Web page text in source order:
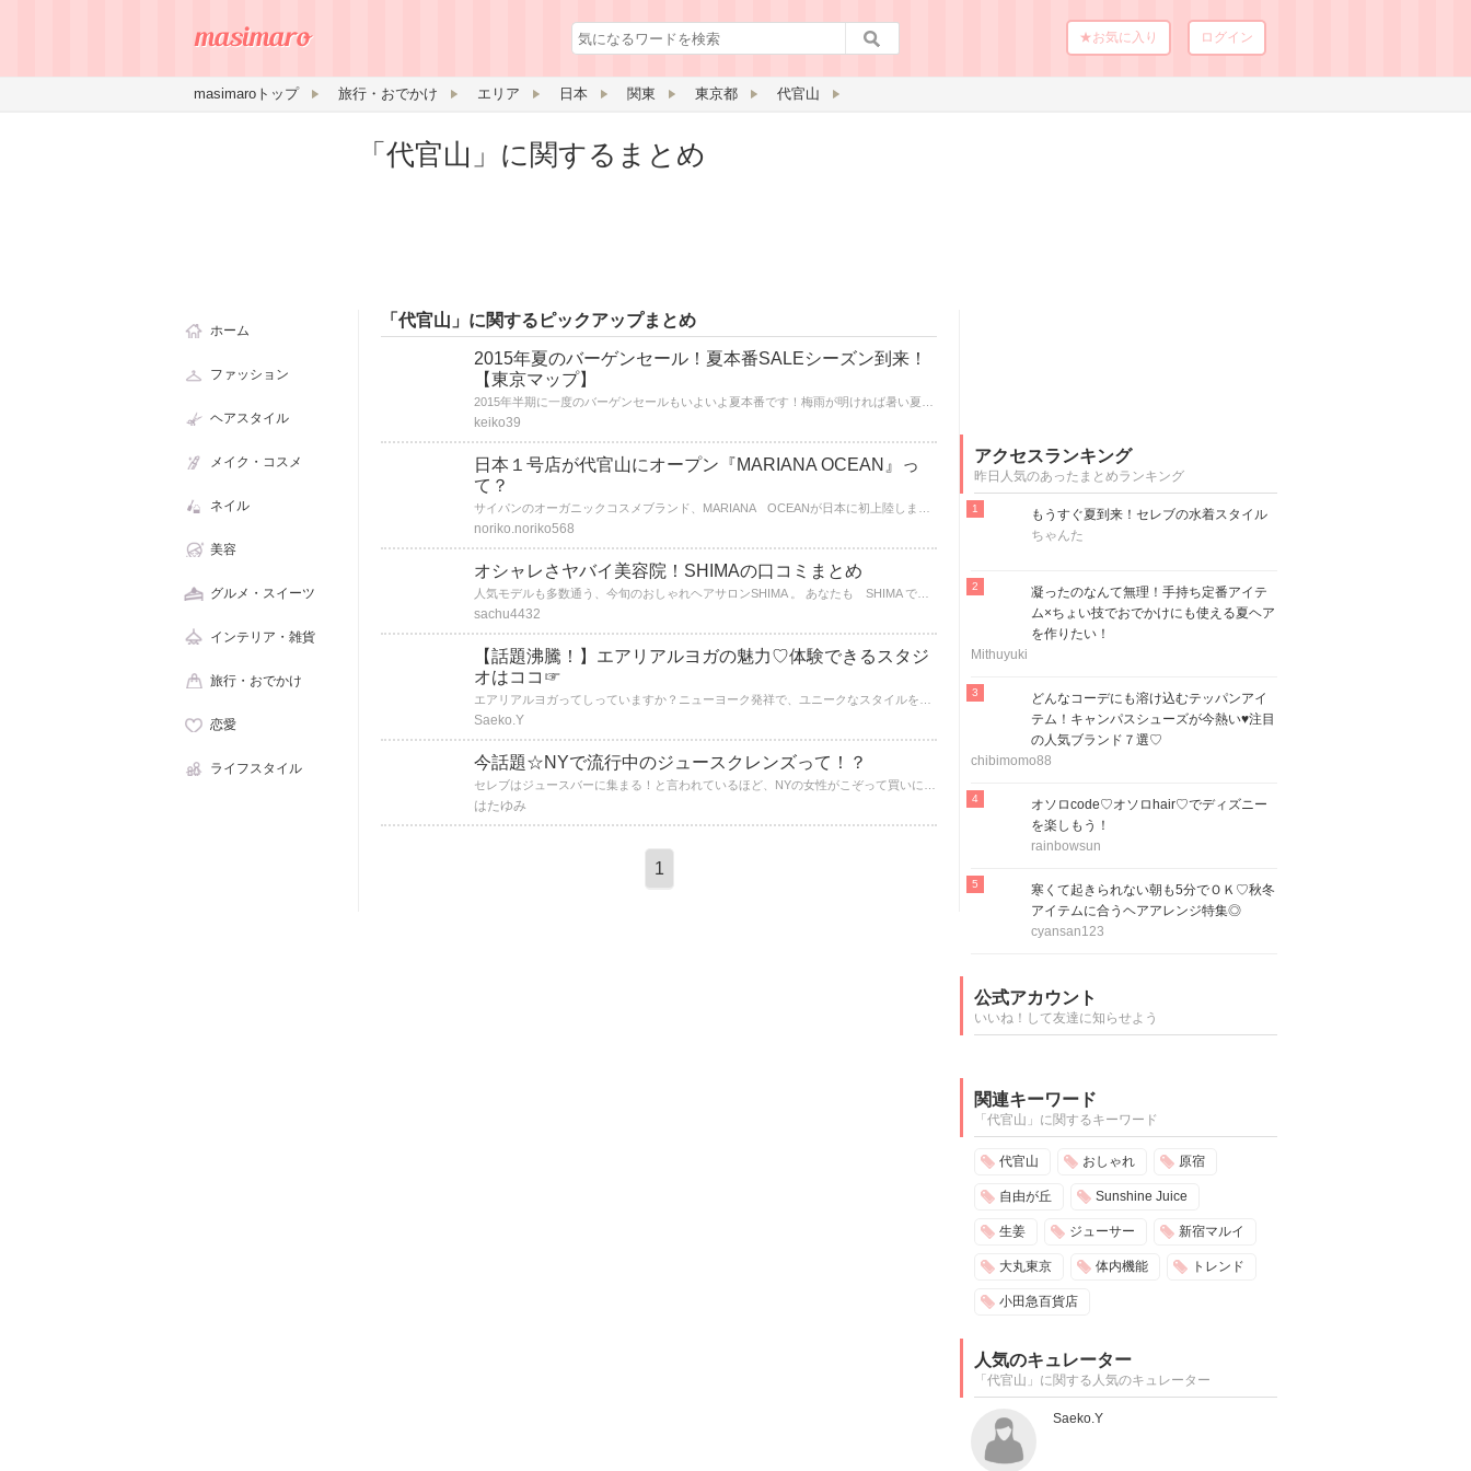
★お気に入り ログイン
masimaroトップ 旅行・おでかけ エリア 日本 関東 東京都 代官山
「代官山」に関するまとめ
「代官山」に関するピックアップまとめ
2015年夏のバーゲンセール！夏本番SALEシーズン到来！
【東京マップ】
keiko39
日本１号店が代官山にオープン『MARIANA OCEAN』っ
て？
noriko.noriko568
オシャレさヤバイ美容院！SHIMAの口コミまとめ
sachu4432
【話題沸騰！】エアリアルヨガの魅力♡体験できるスタジ
オはココ☞
Saeko.Y
今話題☆NYで流行中のジュースクレンズって！？
はたゆみ
1
ホーム
ファッション
ヘアスタイル
メイク・コスメ
ネイル
美容
グルメ・スイーツ
インテリア・雑貨
旅行・おでかけ
恋愛
ライフスタイル
アクセスランキング
昨日人気のあったまとめランキング
もうすぐ夏到来！セレブの水着スタイル
ちゃんた
凝ったのなんて無理！手持ち定番アイテ
ム×ちょい技でおでかけにも使える夏ヘア
を作りたい！
Mithuyuki
どんなコーデにも溶け込むテッパンアイ
テム！キャンパスシューズが今熱い♥注目
の人気ブランド７選♡
chibimomo88
オソロcode♡オソロhair♡でディズニー
を楽しもう！
rainbowsun
寒くて起きられない朝も5分でＯＫ♡秋冬
アイテムに合うヘアアレンジ特集◎
cyansan123
公式アカウント
いいね！して友達に知らせよう
関連キーワード
「代官山」に関するキーワード
代官山 おしゃれ 原宿
自由が丘 Sunshine Juice
生姜 ジューサー 新宿マルイ
大丸東京 体内機能 トレンド
小田急百貨店
人気のキュレーター
「代官山」に関する人気のキュレーター
Saeko.Y